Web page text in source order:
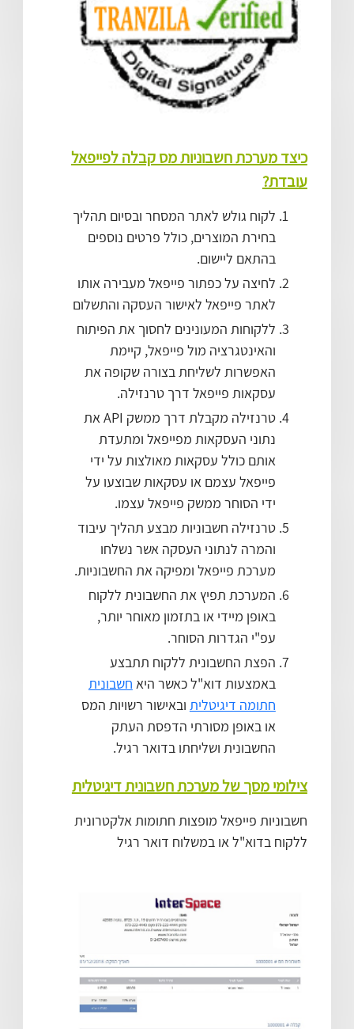
כיצד מערכת חשבוניות מס קבלה לפייפאל
עובדת?
לקוח גולש לאתר המסחר ובסיום תהליך
בחירת המוצרים, כולל פרטים נוספים
בהתאם ליישום.
לחיצה על כפתור פייפאל מעבירה אותו
לאתר פייפאל לאישור העסקה והתשלום
ללקוחות המעונינים לחסוך את הפיתוח
והאינטגרציה מול פייפאל, קיימת
האפשרות לשליחת בצורה שקופה את
עסקאות פייפאל דרך טרנזילה.
טרנזילה מקבלת דרך ממשק API את
נתוני העסקאות מפייפאל ומתעדת
אותם כולל עסקאות מאולצות על ידי
פייפאל עצמם או עסקאות שבוצעו על
ידי הסוחר ממשק פייפאל עצמו.
טרנזילה חשבוניות מבצע תהליך עיבוד
והמרה לנתוני העסקה אשר נשלחו
מערכת פייפאל ומפיקה את החשבוניות.
המערכת תפיץ את החשבונית ללקוח
באופן מיידי או בתזמון מאוחר יותר,
עפ"י הגדרות הסוחר.
הפצת החשבונית ללקוח תתבצע
באמצעות דוא"ל כאשר היא חשבונית
חתומה דיגיטלית ובאישור רשויות המס
או באופן מסורתי הדפסת העתק
החשבונית ושליחתו בדואר רגיל.
צילומי מסך של מערכת חשבונית דיגיטלית
חשבוניות פייפאל מופצות חתומות אלקטרונית
ללקוח בדוא"ל או במשלוח דואר רגיל